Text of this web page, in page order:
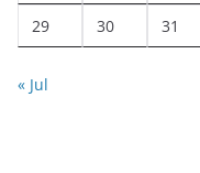
29 30 31
« Jul